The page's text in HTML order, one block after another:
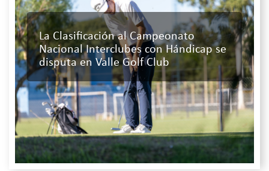
La Clasificación al Campeonato
Nacional Interclubes con Hándicap se
disputa en Valle Golf Club